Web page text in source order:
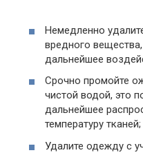
Немедленно
вредного
дальнейшее
Срочно промойте
чистой водой, это
дальнейшее
температуру тканей;
Удалите одежду с